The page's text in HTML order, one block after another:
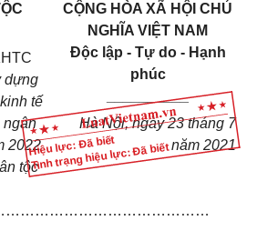
Hiệu lực: Đã biết
Tình trạng hiệu lực: Đã biết
dựng
tế
ngân
2022
tộc
CỘNG HÒA XÃ HỘI CHỦ
NGHĨA VIỆT NAM
Độc lập - Tự do - Hạnh
phúc
__________
Hà Nội, ngày 23 tháng 7
năm 2021